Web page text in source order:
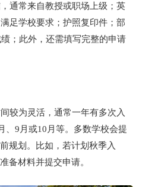
通常来自教授或职场上级；英
足学校要求；护照复印件；部
；此外，还需填写完整的申请
较为灵活，通常一年有多次入
、9月或10月等。多数学校会提
规划。比如，若计划秋季入
备材料并提交申请。